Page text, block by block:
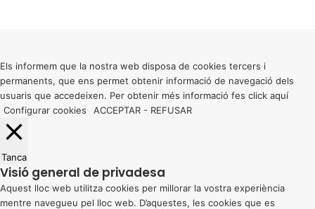
button
Els informem que la nostra web disposa de cookies tercers i
permanents, que ens permet obtenir informació de navegació dels
usuaris que accedeixen. Per obtenir més informació fes click aquí
Configurar cookies
ACCEPTAR - REFUSAR
Tanca
Visió general de privadesa
Aquest lloc web utilitza cookies per millorar la vostra experiència
mentre navegueu pel lloc web. D’aquestes, les cookies que es